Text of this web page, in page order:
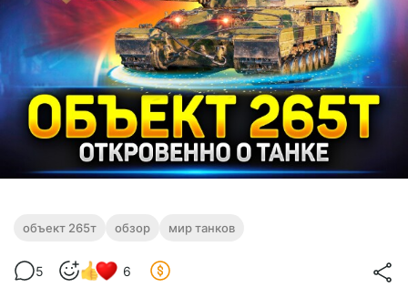
объект 265т обзор мир танков
5 6